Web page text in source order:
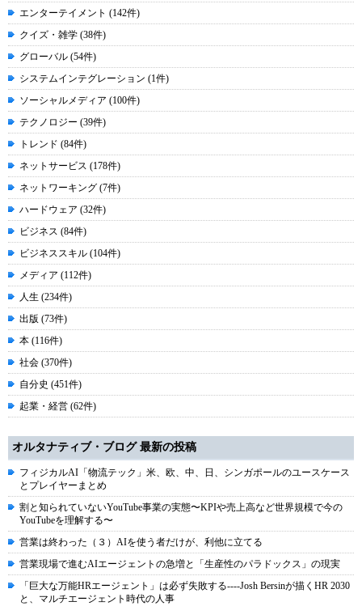
エンターテイメント (142件)
クイズ・雑学 (38件)
グローバル (54件)
システムインテグレーション (1件)
ソーシャルメディア (100件)
テクノロジー (39件)
トレンド (84件)
ネットサービス (178件)
ネットワーキング (7件)
ハードウェア (32件)
ビジネス (84件)
ビジネススキル (104件)
メディア (112件)
人生 (234件)
出版 (73件)
本 (116件)
社会 (370件)
自分史 (451件)
起業・経営 (62件)
オルタナティブ・ブログ 最新の投稿
フィジカルAI「物流テック」米、欧、中、日、シンガポールのユースケース
とプレイヤーまとめ
割と知られていないYouTube事業の実態〜KPIや売上高など世界規模で今の
YouTubeを理解する〜
営業は終わった（３）AIを使う者だけが、利他に立てる
営業現場で進むAIエージェントの急増と「生産性のパラドックス」の現実
「巨大な万能HRエージェント」は必ず失敗する----Josh Bersinが描くHR 2030
と、マルチエージェント時代の人事